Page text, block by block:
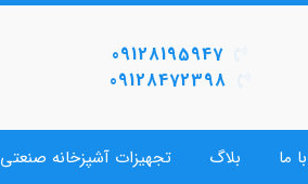
09128195947
09128472398
ما بلاگ تجهیزات آشپزخانه صنعتی